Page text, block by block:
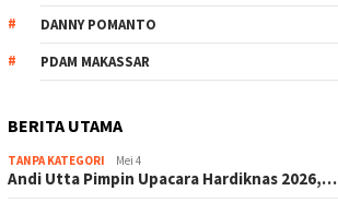
DANNY POMANTO
PDAM MAKASSAR
BERITA UTAMA
TANPA KATEGORI Mei 4
Andi Utta Pimpin Upacara Hardiknas 2026,…